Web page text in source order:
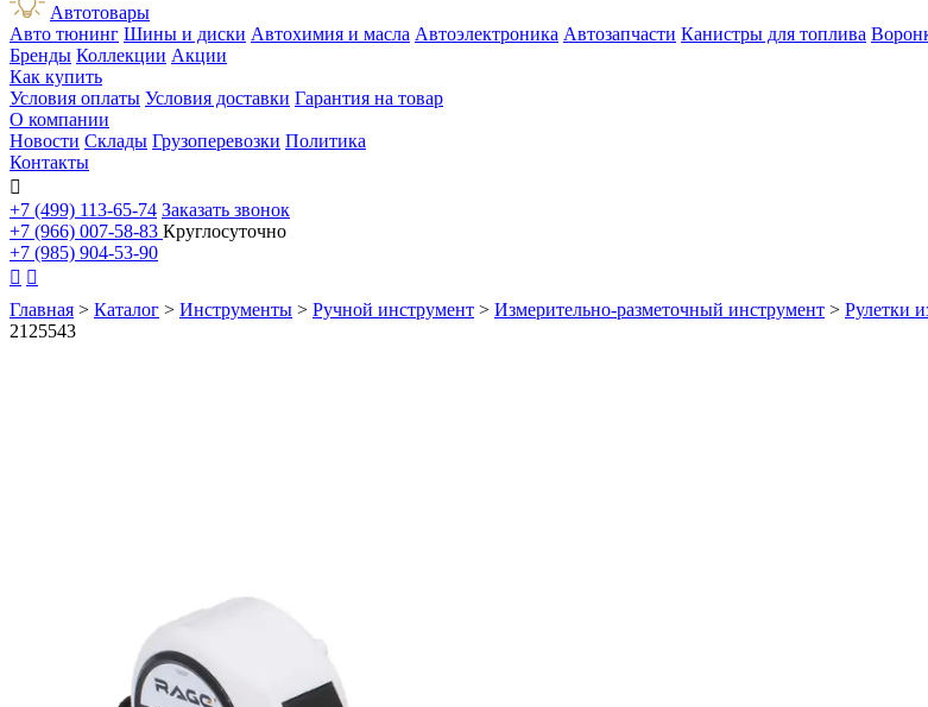
Автотовары
Авто тюнинг Шины и диски Автохимия и масла Автоэлектроника Автозапчасти Канистры для топлива
Бренды Коллекции Акции
Как купить
Условия оплаты Условия доставки Гарантия на товар
О компании
Новости Склады Грузоперевозки Политика
Контакты

+7 (499) 113-65-74 Заказать звонок
+7 (966) 007-58-83 Круглосуточно
+7 (985) 904-53-90
 
Главная > Каталог > Инструменты > Ручной инструмент > Измерительно-разметочный инструмент > Рулетки
2125543